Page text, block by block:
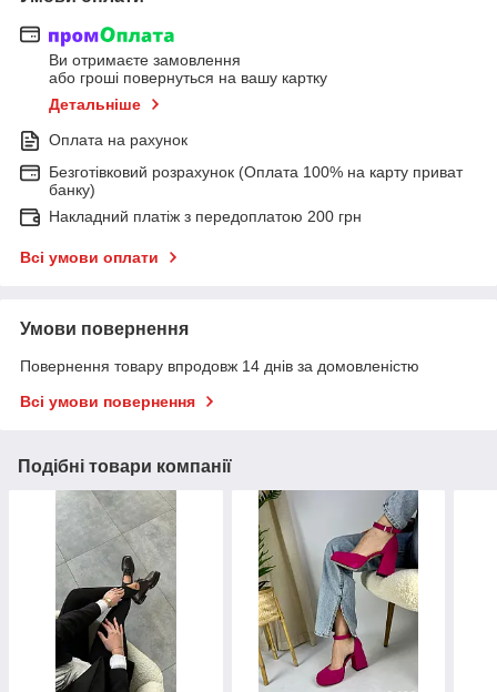
Ви отримаєте замовлення
або гроші повернуться на вашу картку
Детальніше
Оплата на рахунок
Безготівковий розрахунок (Оплата 100% на карту приват
банку)
Накладний платіж з передоплатою 200 грн
Всі умови оплати
Умови повернення
Повернення товару впродовж 14 днів за домовленістю
Всі умови повернення
Подібні товари компанії